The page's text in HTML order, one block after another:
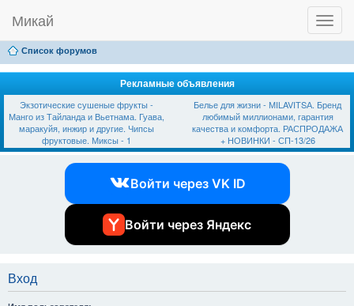
T
o
g
l
n
a
v
i
g
Микай
Ссылки Вход
Список форумов
Рекламные объявления
Экзотические сушеные фрукты -
Манго из Тайланда и Вьетнама. Гуава,
маракуйя, инжир и другие. Чипсы
фруктовые. Миксы - 1
Белье для жизни - МILAVIТSА. Бренд
любимый миллионами, гарантия
качества и комфорта. РАСПРОДАЖА
+ НОВИНКИ - СП-13/26
Войти через VK ID
Войти через Яндекс
Вход